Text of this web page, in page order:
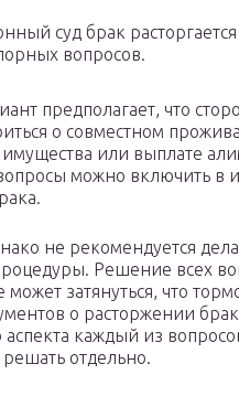
суд брак
вопросов.
предполагает, что
о совместном
имущества или выплате
можно включить в
не рекомендуется
Решение всех
затянуться, что
о расторжении
аспекта каждый из
отдельно.